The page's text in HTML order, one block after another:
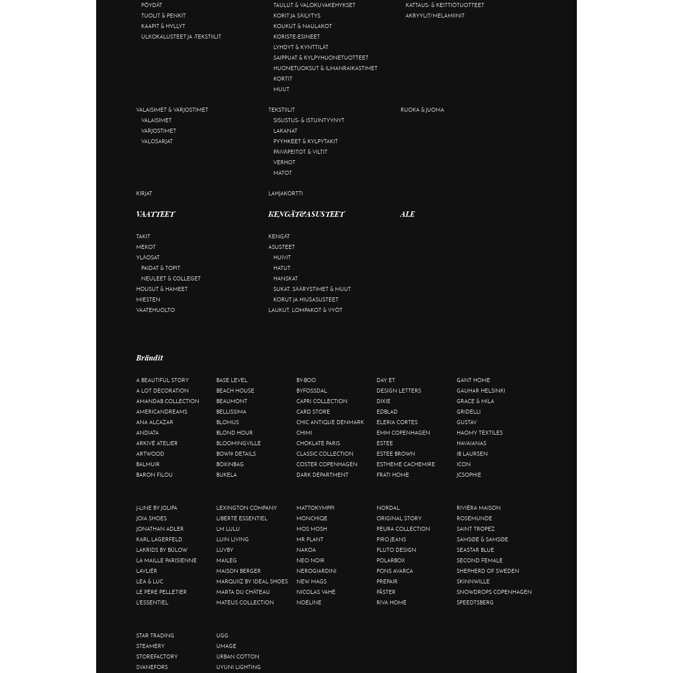
PÖYDÄT
TUOLIT & PENKIT
KAAPIT & HYLLYT
ULKOKALUSTEET JA -TEKSTIILIT
TAULUT & VALOKUVAKEHYKSET
KORIT JA SÄILYTYS
KOUKUT & NAULAKOT
KORISTE-ESINEET
LYHDYT & KYNTTILÄT
SAIPPUAT & KYLPYHUONETUOTTEET
HUONETUOKSUT & ILMANRAIKASTIMET
KORTIT
MUUT
KATTAUS- & KEITTIÖTUOTTEET
AKRYYLIT/MELAMIINIT
VALAISIMET & VARJOSTIMET
VALAISIMET
VARJOSTIMET
VALOSARJAT
TEKSTIILIT
SISUSTUS- & ISTUINTYYNYT
LAKANAT
PYYHKEET & KYLPYTAKIT
PÄIVÄPEITOT & VILTIT
VERHOT
MATOT
RUOKA & JUOMA
KIRJAT LAHJAKORTTI
VAATTEET
TAKIT
MEKOT
YLÄOSAT
PAIDAT & TOPIT
NEULEET & COLLEGET
HOUSUT & HAMEET
MIESTEN
VAATEHUOLTO
KENGÄT&ASUSTEET
KENGÄT
ASUSTEET
HUIVIT
HATUT
HANSKAT
SUKAT, SÄÄRYSTIMET & MUUT
KORUT JA HIUSASUSTEET
LAUKUT, LOMPAKOT & VYÖT
ALE
Brändit
A BEAUTIFUL STORY
A LOT DECORATION
AMANDAB COLLECTION
AMERICANDREAMS
ANA ALCAZAR
ANDIATA
ARKIVÉ ATELIER
ARTWOOD
BALMUIR
BARON FILOU
BASE LEVEL
BEACH HOUSE
BEAUMONT
BELLISSIMA
BLOMUS
BLOND HOUR
BLOOMINGVILLE
BOW19 DETAILS
BOXINBAG
BUKELA
BY-BOO
BYFOSSDAL
CAPRI COLLECTION
CARD STORE
CHIC ANTIQUE DENMARK
CHIMI
CHOKLATE PARIS
CLASSIC COLLECTION
COSTER COPENHAGEN
DARK DEPARTMENT
DAY ET
DESIGN LETTERS
DIXIE
EDBLAD
ELERIA CORTES
EMM COPENHAGEN
ESTEE
ESTEE BROWN
ESTHEME CACHEMIRE
FRATI HOME
GANT HOME
GAUHAR HELSINKI
GRACE & MILA
GRIDELLI
GUSTAV
HAOMY TEXTILES
HAVAIANAS
IB LAURSEN
ICON
JCSOPHIE
J-LINE BY JOLIPA
JOIA SHOES
JONATHAN ADLER
KARL LAGERFELD
LAKRIDS BY BÜLOW
LA MAILLE PARISIENNE
LAVLIÉR
LEA & LUC
LE PÈRE PELLETIER
L'ESSENTIEL
LEXINGTON COMPANY
LIBERTÉ ESSENTIEL
LM LULU
LUIN LIVING
LUVBY
MAILEG
MAISON BERGER
MARQUIIZ BY IDEAL SHOES
MARTA DU CHÂTEAU
MATEUS COLLECTION
MATTOKYMPPI
MONCHIQE
MOS MOSH
MR PLANT
NAKOA
NEO NOIR
NEROGIARDINI
NEW MAGS
NICOLAS VAHÉ
NOÉLINE
NORDAL
ORIGINAL STORY
PEURA COLLECTION
PIRO JEANS
PLUTO DESIGN
POLARBOX
PONS AVARCA
PREPAIR
PÅSTER
RIVA HOME
RIVIÈRA MAISON
ROSEMUNDE
SAINT TROPEZ
SAMSØE & SAMSØE
SEASTAR BLUE
SECOND FEMALE
SHEPHERD OF SWEDEN
SKINNWILLE
SNOWDROPS COPENHAGEN
SPEEDTSBERG
STAR TRADING
STEAMERY
STOREFACTORY
SVANEFORS
UGG
UMAGE
URBAN COTTON
UYUNI LIGHTING